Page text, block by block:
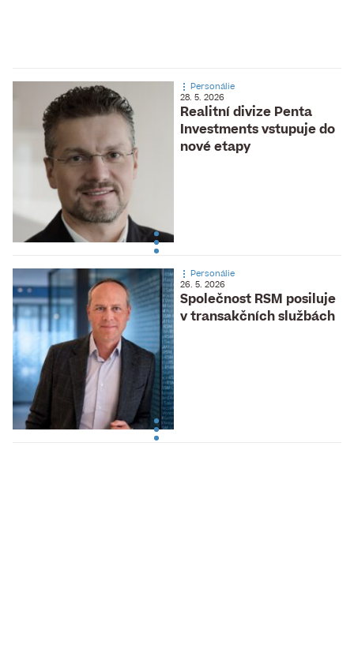
Realitní divize Penta
Investments vstupuje do
nové etapy
Personálie
28. 5. 2026
Společnost RSM posiluje
v transakčních službách
Personálie
26. 5. 2026